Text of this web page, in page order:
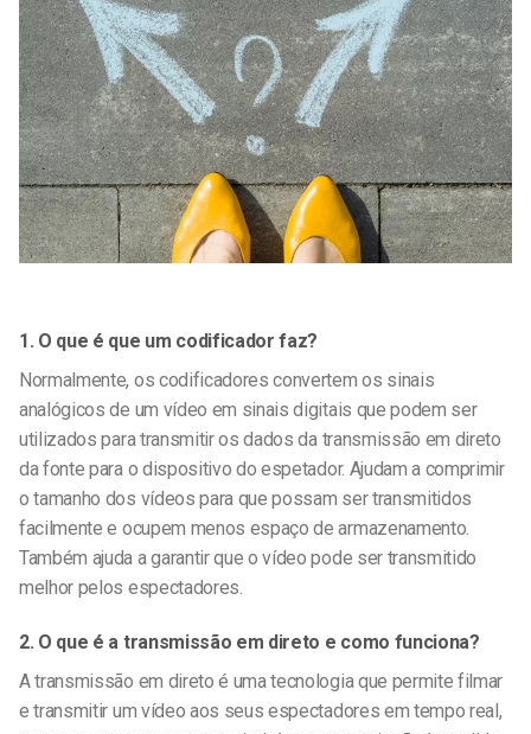
1. O que é que um codificador faz?
Normalmente, os codificadores convertem os sinais
analógicos de um vídeo em sinais digitais que podem ser
utilizados para transmitir os dados da transmissão em direto
da fonte para o dispositivo do espetador. Ajudam a comprimir
o tamanho dos vídeos para que possam ser transmitidos
facilmente e ocupem menos espaço de armazenamento.
Também ajuda a garantir que o vídeo pode ser transmitido
melhor pelos espectadores.
2. O que é a transmissão em direto e como funciona?
A transmissão em direto é uma tecnologia que permite filmar
e transmitir um vídeo aos seus espectadores em tempo real,